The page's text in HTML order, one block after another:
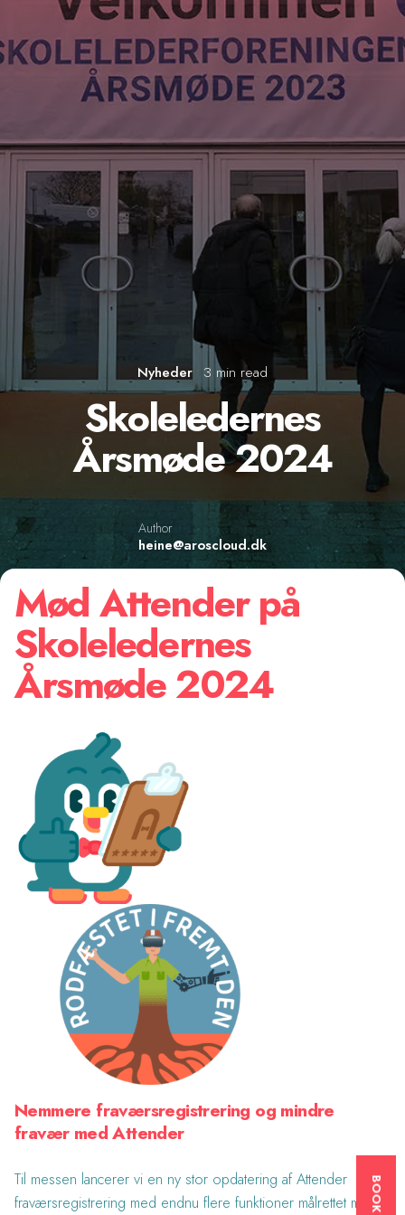
Nyheder 3 min read
Skoleledernes
Årsmøde 2024
Author
heine@aroscloud.dk
Mød Attender på
Skoleledernes
Årsmøde 2024
Nemmere fraværsregistrering og mindre
fravær med Attender
Til messen lancerer vi en ny stor opdatering af Attender
fraværsregistrering med endnu flere funktioner målrettet mod